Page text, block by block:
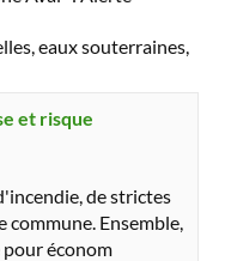
eaux souterraines,
et risque
de strictes
Ensemble,
économ